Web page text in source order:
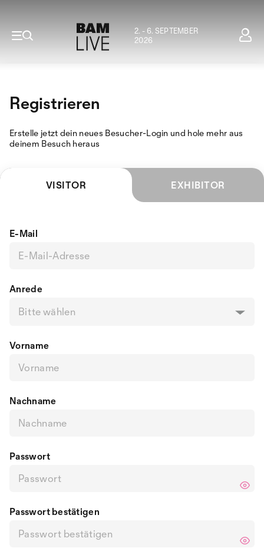
2. - 6. SEPTEMBER
2026
Registrieren
Erstelle jetzt dein neues Besucher-Login und hole mehr aus
deinem Besuch heraus
VISITOR EXHIBITOR
E-Mail
Anrede
Bitte wählen
Vorname
Nachname
Passwort
Passwort bestätigen